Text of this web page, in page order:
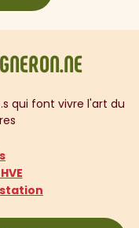
qui font vivre l'art du